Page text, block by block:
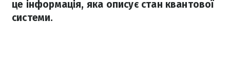
це інформація, яка описує стан квантової
системи.